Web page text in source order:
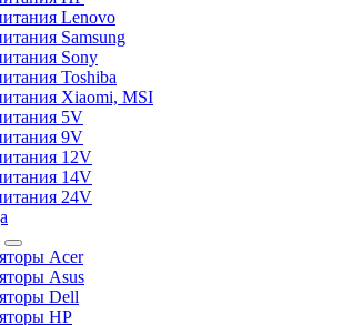
Lenovo
Samsung
Sony
Toshiba
Xiaomi, MSI
5V
9V
12V
14V
24V
Acer
Asus
Dell
HP